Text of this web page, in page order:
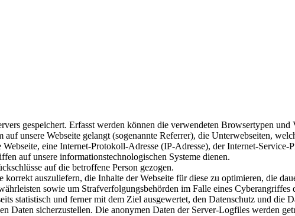
gespeichert. Erfasst werden können die verwendeten Browsertypen und
unsere Webseite gelangt (sogenannte Referrer), die Unterwebseiten,
eine Internet-Protokoll-Adresse (IP-Adresse), der Internet-Service-
auf unsere informationstechnologischen Systeme dienen.
auf die betroffene Person gezogen.
auszuliefern, die Inhalte der Webseite für diese zu optimieren, die
sowie um Strafverfolgungsbehörden im Falle eines
statistisch und ferner mit dem Ziel ausgewertet, den Datenschutz und die
Daten sicherzustellen. Die anonymen Daten der Server-Logfiles werden